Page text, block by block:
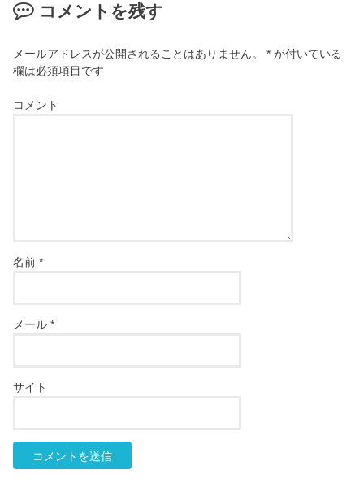
コメントを残す
メールアドレスが公開されることはありません。 * が付いている
欄は必須項目です
コメント
名前*
メール*
サイト